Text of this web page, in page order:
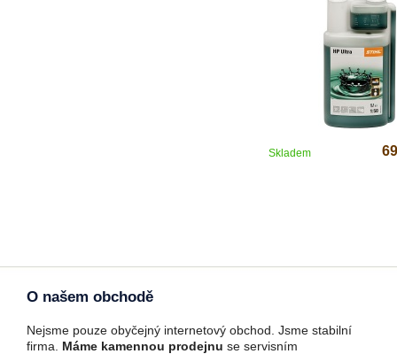
Skladem
O našem obchodě
Nejsme pouze obyčejný internetový obchod. Jsme stabilní
firma. Máme kamennou prodejnu se servisním